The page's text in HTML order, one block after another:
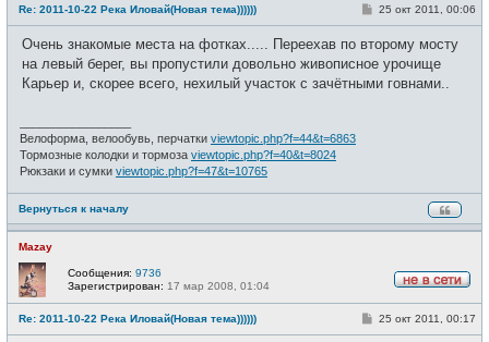
в
с
Re: 2011-10-22 Река Иловай(Новая тема))))))
С
б
щ
н
25 окт 2011, 00:06
Очень знакомые места на фотках..... Переехав по второму мосту
на левый берег, вы пропустили довольно живописное урочище
Карьер и, скорее всего, нехилый участок с зачётными говнами..
Велоформа, велообувь, перчатки viewtopic.php?f=44&t=6863
Тормозные колодки и тормоза viewtopic.php?f=40&t=8024
Рюкзаки и сумки viewtopic.php?f=47&t=10765
Вернуться к началу
Mazay
в
с
Сообщения: 9736
Зарегистрирован: 17 мар 2008, 01:04
Re: 2011-10-22 Река Иловай(Новая тема))))))
С25 окт 2011, 00:17